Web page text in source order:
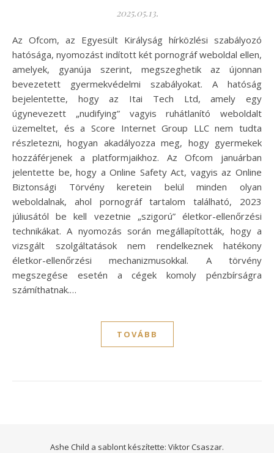
2025.05.13.
Az Ofcom, az Egyesült Királyság hírközlési szabályozó
hatósága, nyomozást indított két pornográf weboldal ellen,
amelyek, gyanúja szerint, megszeghetik az újonnan
bevezetett gyermekvédelmi szabályokat. A hatóság
bejelentette, hogy az Itai Tech Ltd, amely egy
úgynevezett „nudifying” vagyis ruhátlanító weboldalt
üzemeltet, és a Score Internet Group LLC nem tudta
részletezni, hogyan akadályozza meg, hogy gyermekek
hozzáférjenek a platformjaikhoz. Az Ofcom januárban
jelentette be, hogy a Online Safety Act, vagyis az Online
Biztonsági Törvény keretein belül minden olyan
weboldalnak, ahol pornográf tartalom található, 2023
júliusától be kell vezetnie „szigorú” életkor-ellenőrzési
technikákat. A nyomozás során megállapították, hogy a
vizsgált szolgáltatások nem rendelkeznek hatékony
életkor-ellenőrzési mechanizmusokkal. A törvény
megszegése esetén a cégek komoly pénzbírságra
számíthatnak.…
TOVÁBB
Ashe Child a sablont készítette: Viktor Csaszar.